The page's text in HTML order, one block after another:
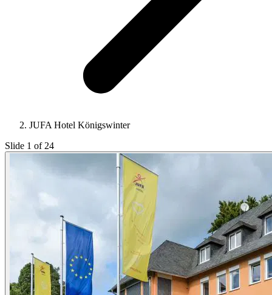
JUFA Hotel Königswinter
Slide 1 of 24